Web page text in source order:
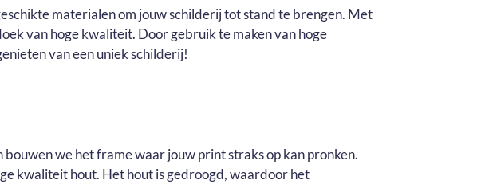
materialen om jouw schilderij tot stand te brengen. Met
van hoge kwaliteit. Door gebruik te maken van hoge
van een uniek schilderij!
we het frame waar jouw print straks op kan pronken.
kwaliteit hout. Het hout is gedroogd, waardoor het